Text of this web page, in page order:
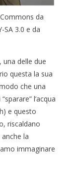
da
SA 3.0 e da
una delle due
questa la sua
che una
l’acqua
e questo
riscaldano
anche la
immaginare